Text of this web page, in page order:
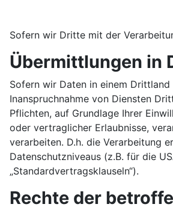
Sofern wir Dritte mit der
Übermittlungen in
Sofern wir Daten in einem
Inanspruchnahme von Diensten
Pflichten, auf Grundlage Ihrer
oder vertraglicher Erlaubnisse,
verarbeiten. D.h. die Verarbeitung
Datenschutzniveaus (z.B. für die
„Standardvertragsklauseln“).
Rechte der